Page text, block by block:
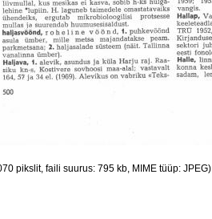
pikslit, faili suurus: 795 kb, MIME tüüp: JPEG)